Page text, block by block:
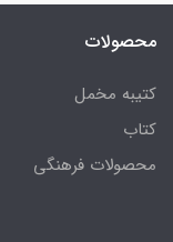
محصولات
کتیبه مخمل
کتاب
محصولات فرهنگی